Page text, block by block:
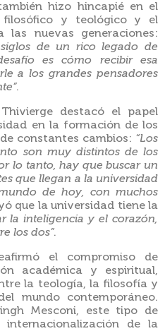
hizo hincapié en el
filosófico y teológico y el
nuevas generaciones:
de un rico legado de
es cómo recibir esa
a los grandes pensadores
.
destacó el papel
en la formación de los
constantes cambios: “Los
son muy distintos de los
lo tanto, hay que buscar un
que llegan a la universidad
de hoy, con muchos
que la universidad tiene la
la inteligencia y el corazón,
los dos”.
el compromiso de
académica y espiritual,
la teología, la filosofía y
mundo contemporáneo.
Mesconi, este tipo de
internacionalización de la